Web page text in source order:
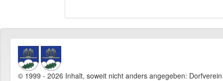
© 1999 - 2026 Inhalt, soweit nicht anders angegeben: